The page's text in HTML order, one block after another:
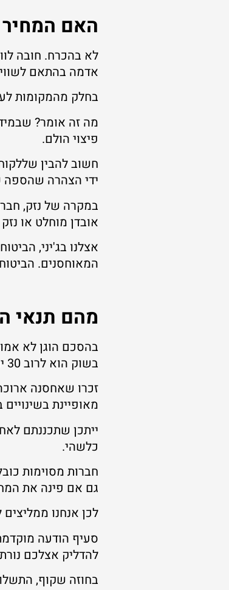
האם המחיר
לא בהכרח. חובה
אדמה בהתאם
בחלק מהמקומות
מה זה אומר?
פיצוי הולם.
חשוב להבין
ידי הצהרה שהספה שווה 100 ש"ח אם היא בפועל
במקרה של נזק,
אובדן מוחלט או
אצלנו בג'יני,
המאוחסנים.
מהם תנאי
בהסכם הוגן לא
בשוק הוא לרוב 30 יום מראש.
זכרו שאחסנה
מאופיינת בשינויים
ייתכן שתכננתם
כלשהי.
חברות מסוימות
גם אם פינה את
לכן אנחנו
סעיף הודעה
להדליק אצלכם
בחוזה שקוף,